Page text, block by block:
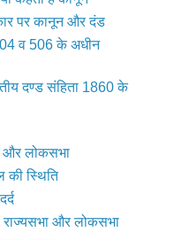
की स्थिति
राज्यसभा और लोकसभा
उत्तर
उसके महत्व